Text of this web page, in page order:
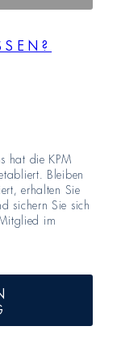
hat die KPM
Bleiben
erhalten Sie
sichern Sie sich
im